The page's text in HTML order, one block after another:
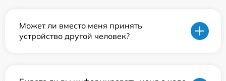
Может ли вместо меня принять
устройство другой человек?